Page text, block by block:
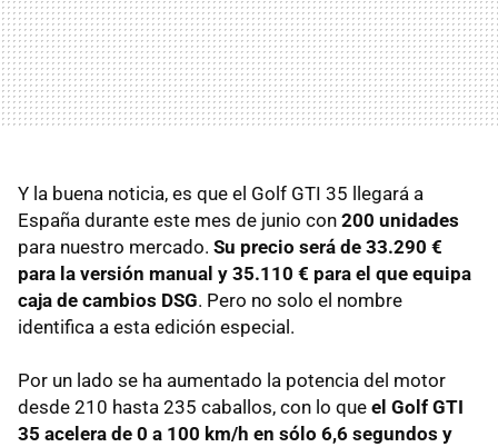
Y la buena noticia, es que el Golf GTI 35 llegará a
España durante este mes de junio con 200 unidades
para nuestro mercado. Su precio será de 33.290 €
para la versión manual y 35.110 € para el que equipa
caja de cambios DSG. Pero no solo el nombre
identifica a esta edición especial.
Por un lado se ha aumentado la potencia del motor
desde 210 hasta 235 caballos, con lo que el Golf GTI
35 acelera de 0 a 100 km/h en sólo 6,6 segundos y